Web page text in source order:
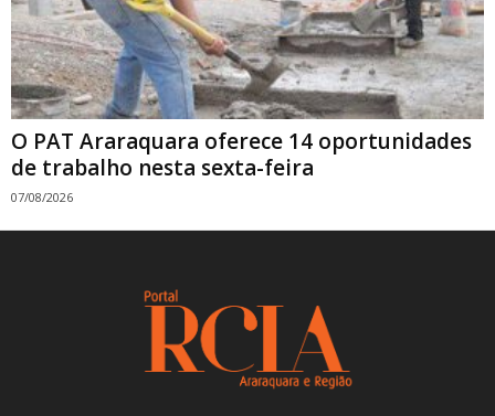
O PAT Araraquara oferece 14 oportunidades
de trabalho nesta sexta-feira
07/08/2026